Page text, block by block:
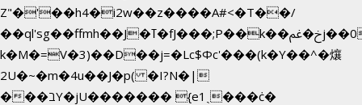
Z"�'��h4�i2w��z����A#<�T��/
��ql'sg��ffmh��J�ߠ�fJ���;P��k��خ�ﰬj��0��E8��6G���գN9?
k�M�=V�3)��D��j=�Lc$Φc'���(k�Y��^�爙
2U�~�m�4u��J�p( �I?N�|
���בY�jU������� {e1ˏ���ċ�